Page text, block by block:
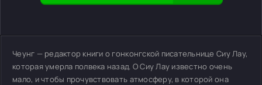
Чеунг — редактор книги о гонконгской писательнице Сиу Лау,
которая умерла полвека назад. О Сиу Лау известно очень
мало, и чтобы прочувствовать атмосферу, в которой она